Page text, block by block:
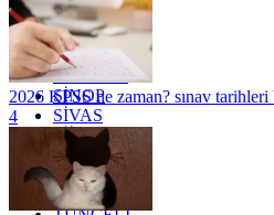
OSMANİYE
RİZE
SAKARYA
SAMSUN
SİNOP
SİVAS
SİİRT
TEKİRDAĞ
TOKAT
TRABZON
2026 KPSS ne zaman? sınav
4